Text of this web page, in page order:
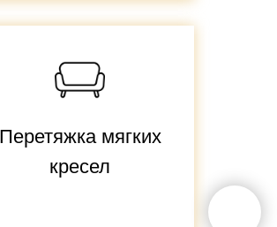
Перетяжка мягких
кресел